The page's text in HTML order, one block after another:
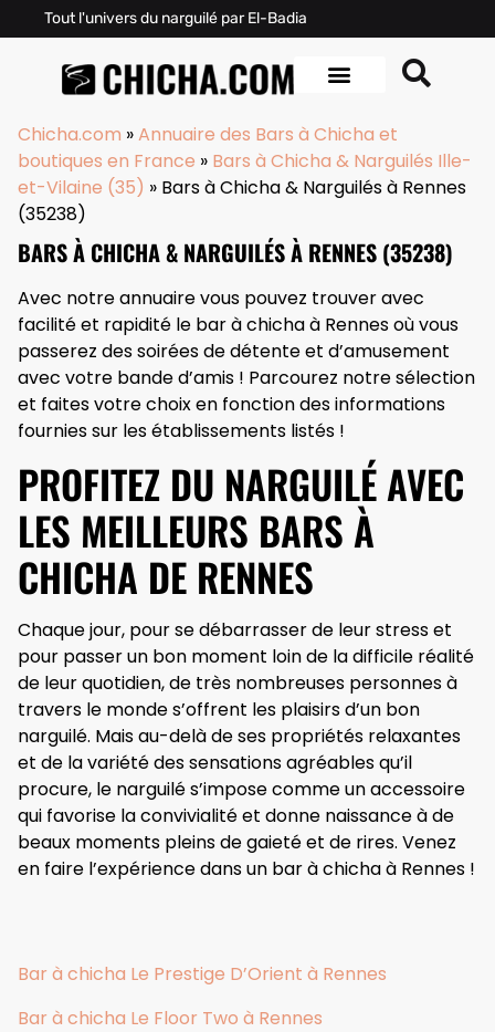
Tout l'univers du narguilé par El-Badia
Chicha.com »Annuaire des Bars à Chicha et
boutiques en France » Bars à Chicha & Narguilés Ille-
et-Vilaine (35) » Bars à Chicha & Narguilés à Rennes
(35238)
BARS À CHICHA & NARGUILÉS À RENNES (35238)
Avec notre annuaire vous pouvez trouver avec
facilité et rapidité le bar à chicha à Rennes où vous
passerez des soirées de détente et d’amusement
avec votre bande d’amis ! Parcourez notre sélection
et faites votre choix en fonction des informations
fournies sur les établissements listés !
PROFITEZ DU NARGUILÉ AVEC
LES MEILLEURS BARS À
CHICHA DE RENNES
Chaque jour, pour se débarrasser de leur stress et
pour passer un bon moment loin de la difficile réalité
de leur quotidien, de très nombreuses personnes à
travers le monde s’offrent les plaisirs d’un bon
narguilé. Mais au-delà de ses propriétés relaxantes
et de la variété des sensations agréables qu’il
procure, le narguilé s’impose comme un accessoire
qui favorise la convivialité et donne naissance à de
beaux moments pleins de gaieté et de rires. Venez
en faire l’expérience dans un bar à chicha à Rennes !
Bar à chicha Le Prestige D’Orient à Rennes
Bar à chicha Le Floor Two à Rennes